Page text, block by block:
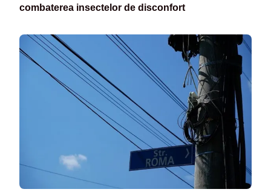
combaterea insectelor de disconfort